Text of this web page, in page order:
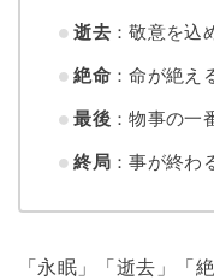
逝去：敬意を込
絶命：命が絶え
最後：物事の一
終局：事が終わ
「永眠」「逝去」「